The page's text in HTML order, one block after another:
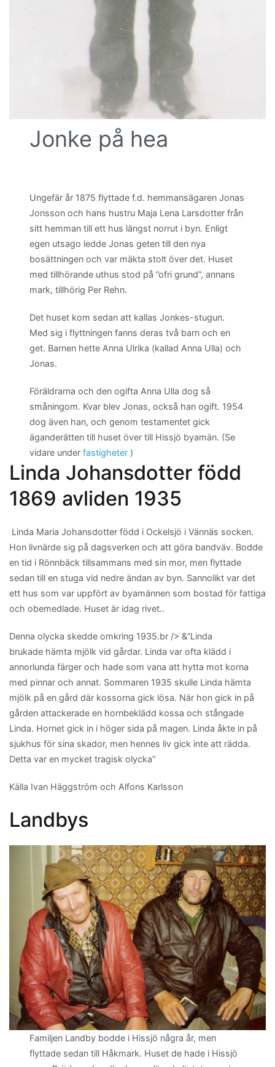
Jonke på hea
Ungefär år 1875 flyttade f.d. hemmansägaren Jonas
Jonsson och hans hustru Maja Lena Larsdotter från
sitt hemman till ett hus längst norrut i byn. Enligt
egen utsago ledde Jonas geten till den nya
bosättningen och var mäkta stolt över det. Huset
med tillhörande uthus stod på ”ofri grund”, annans
mark, tillhörig Per Rehn.
Det huset kom sedan att kallas Jonkes-stugun.
Med sig i flyttningen fanns deras två barn och en
get. Barnen hette Anna Ulrika (kallad Anna Ulla) och
Jonas.
Föräldrarna och den ogifta Anna Ulla dog så
småningom. Kvar blev Jonas, också han ogift. 1954
dog även han, och genom testamentet gick
äganderätten till huset över till Hissjö byamän. (Se
vidare underfastigheter )
Linda Johansdotter född
1869 avliden 1935
Linda Maria Johansdotter född i Ockelsjö i Vännäs socken.
Hon livnärde sig på dagsverken och att göra bandväv. Bodde
en tid i Rönnbäck tillsammans med sin mor, men flyttade
sedan till en stuga vid nedre ändan av byn. Sannolikt var det
ett hus som var uppfört av byamännen som bostad för fattiga
och obemedlade. Huset är idag rivet..
Denna olycka skedde omkring 1935.br /> &”Linda
brukade hämta mjölk vid gårdar. Linda var ofta klädd i
annorlunda färger och hade som vana att hytta mot korna
med pinnar och annat. Sommaren 1935 skulle Linda hämta
mjölk på en gård där kossorna gick lösa. När hon gick in på
gården attackerade en hornbeklädd kossa och stångade
Linda. Hornet gick in i höger sida på magen. Linda åkte in på
sjukhus för sina skador, men hennes liv gick inte att rädda.
Detta var en mycket tragisk olycka”
Källa Ivan Häggström och Alfons Karlsson
Landbys
Familjen Landby bodde i Hissjö några år, men
flyttade sedan till Håkmark. Huset de hade i Hissjö